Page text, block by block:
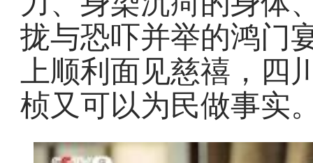
拢与恐吓并举的鸿门
上顺利面见慈禧，四
桢又可以为民做事实